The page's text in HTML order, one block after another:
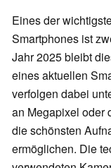
Eines der
Smartphones ist
Jahr 2025 bleibt
eines aktuellen
verfolgen dabei
an Megapixel oder
die schönsten
ermöglichen. Die